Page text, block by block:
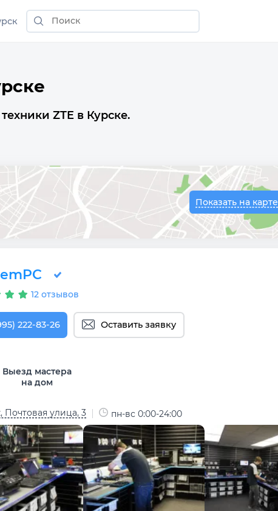
ZTE в Курске.
Показать на карте
12 отзывов
222-83-26 Оставить заявку
Выезд мастера
на дом
Почтовая улица, 3 пн-вс 0:00-24:00